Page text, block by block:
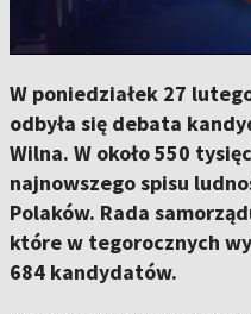
W poniedziałek 27
odbyła się debata
Wilna. W około 550
najnowszego spisu
Polaków. Rada
które w tegorocznych
684 kandydatów.